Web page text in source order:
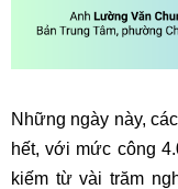
Những ngày này,
hết, với mức công
kiếm từ vài trăm